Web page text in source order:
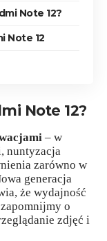
Note 12?
Note 12
Note 12?
– w
nuntyzacja
zarówno w
generacja
że wydajność
o
zdjęć i